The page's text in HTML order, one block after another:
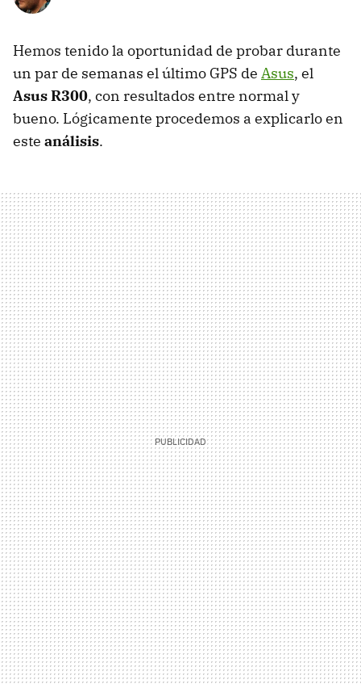
Hemos tenido la oportunidad de probar durante
un par de semanas el último GPS de Asus, el
Asus R300, con resultados entre normal y
bueno. Lógicamente procedemos a explicarlo en
este análisis.